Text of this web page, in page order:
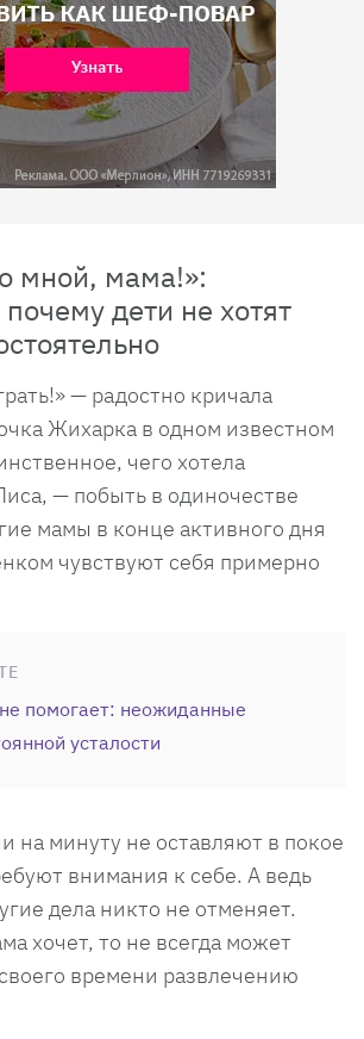
мной, мама!»:
дети не хотят
— радостно кричала
Жихарка в одном известном
чего хотела
— побыть в одиночестве
мамы в конце активного дня
чувствуют себя примерно
помогает: неожиданные
усталости
на минуту не оставляют в покое
внимания к себе. А ведь
дела никто не отменяет.
хочет, то не всегда может
времени развлечению